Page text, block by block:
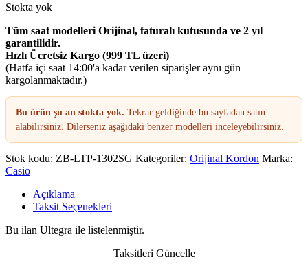
Stokta yok
Tüm saat modelleri Orijinal, faturalı kutusunda ve 2 yıl
garantilidir.
Hızlı Ücretsiz Kargo (999 TL üzeri)
(Hatfa içi saat 14:00'a kadar verilen siparişler aynı gün
kargolanmaktadır.)
Bu ürün şu an stokta yok. Tekrar geldiğinde bu sayfadan satın
alabilirsiniz. Dilerseniz aşağıdaki benzer modelleri inceleyebilirsiniz.
Stok kodu: ZB-LTP-1302SG Kategoriler: Orijinal Kordon Marka:
Casio
Açıklama
Taksit Seçenekleri
Bu ilan Ultegra ile listelenmiştir.
Taksitleri Güncelle